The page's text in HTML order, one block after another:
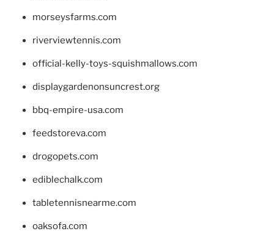
morseysfarms.com
riverviewtennis.com
official-kelly-toys-squishmallows.com
displaygardenonsuncrest.org
bbq-empire-usa.com
feedstoreva.com
drogopets.com
ediblechalk.com
tabletennisnearme.com
oaksofa.com